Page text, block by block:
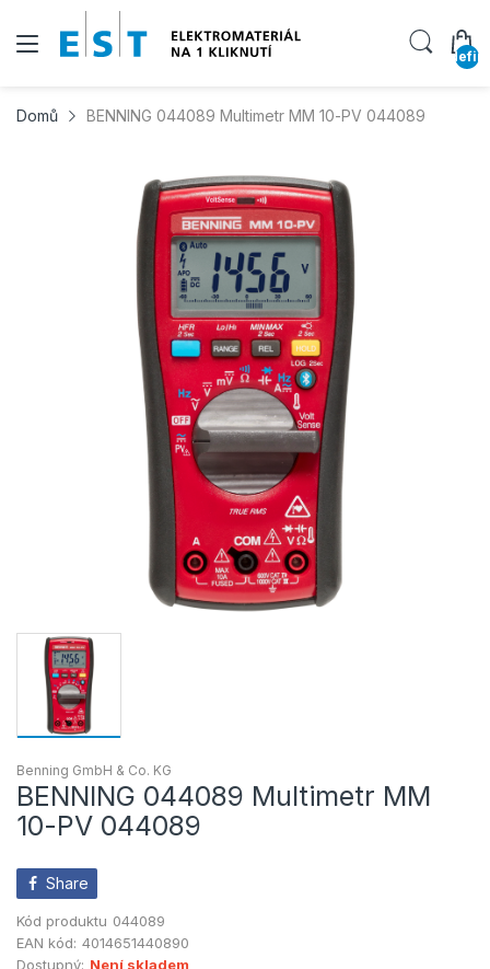
Domů BENNING 044089 Multimetr MM 10-PV 044089
Benning GmbH & Co. KG
BENNING 044089 Multimetr MM
10-PV 044089
Share
Kód produktu 044089
EAN kód: 4014651440890
Dostupný: Není skladem